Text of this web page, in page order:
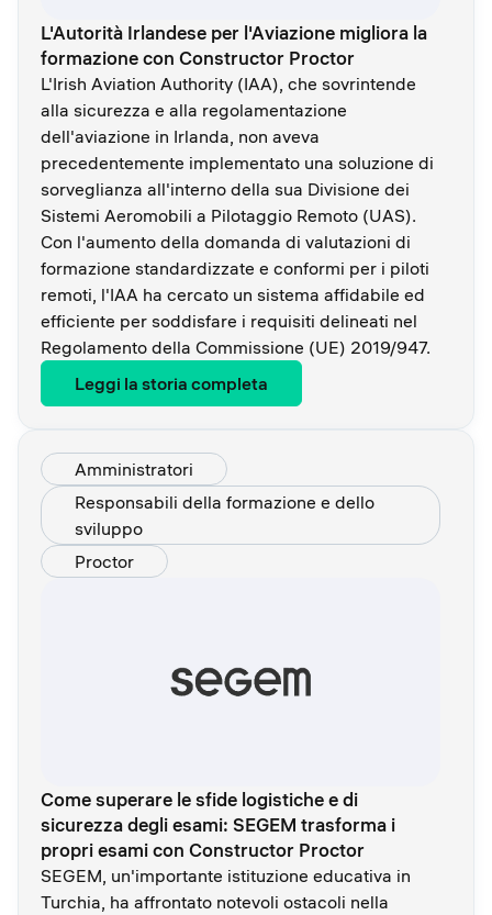
L'Autorità Irlandese per l'Aviazione migliora la
formazione con Constructor Proctor
L'Irish Aviation Authority (IAA), che sovrintende
alla sicurezza e alla regolamentazione
dell'aviazione in Irlanda, non aveva
precedentemente implementato una soluzione di
sorveglianza all'interno della sua Divisione dei
Sistemi Aeromobili a Pilotaggio Remoto (UAS).
Con l'aumento della domanda di valutazioni di
formazione standardizzate e conformi per i piloti
remoti, l'IAA ha cercato un sistema affidabile ed
efficiente per soddisfare i requisiti delineati nel
Regolamento della Commissione (UE) 2019/947.
Leggi la storia completa
Amministratori
Responsabili della formazione e dello
sviluppo
Proctor
Come superare le sfide logistiche e di
sicurezza degli esami: SEGEM trasforma i
propri esami con Constructor Proctor
SEGEM, un'importante istituzione educativa in
Turchia, ha affrontato notevoli ostacoli nella